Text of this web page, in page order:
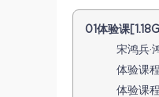
01体验课[1.18G]
宋鸿兵·
体验课
体验课